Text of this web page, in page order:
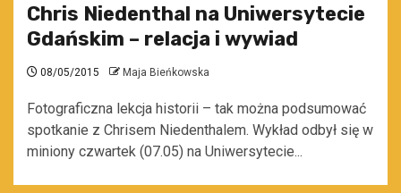
Chris Niedenthal na Uniwersytecie
Gdańskim – relacja i wywiad
08/05/2015 Maja Bieńkowska
Fotograficzna lekcja historii – tak można podsumować
spotkanie z Chrisem Niedenthalem. Wykład odbył się w
miniony czwartek (07.05) na Uniwersytecie...